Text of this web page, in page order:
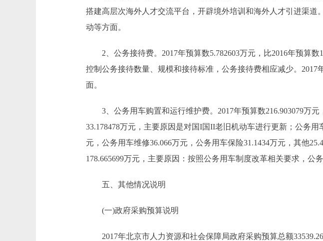
搭建高层次海外人才交流平台，开辟境外培训和海外人才引进渠
动等方面。
2、公务接待费。2017年预算数5.782603万元，比2016年预算数
控制公务接待数量、规模和接待标准，公务接待费相应减少。
面。
3、公务用车购置和运行维护费。2017年预算数216.903079万元
33.178478万元，主要原因是对国I国II老旧机动车进行更新；公务
元，公务用车维修36.066万元，公务用车保险31.1434万元，其他
178.665699万元，主要原因：按照公务用车制度改革相关要求，公
五、其他情况说明
(一)政府采购预算说明
2017年北京市人力资源和社会保障局政府采购预算总额